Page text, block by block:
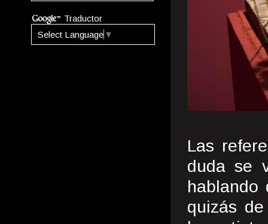
Traductor
Select Language ▼
Las
duda se
hablando
quizás